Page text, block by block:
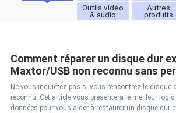
Outils vidéo
& audio
Autres
produits
Comment réparer un disque dur
Maxtor/USB non reconnu sans
Ne vous inquiétez pas si vous rencontrez le disque
reconnu. Cet article vous présentera le meilleur
données pour vous aider à restaurer un disque dur